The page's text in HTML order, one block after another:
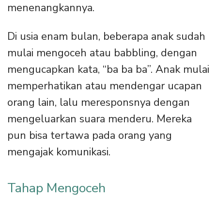
menenangkannya.
Di usia enam bulan, beberapa anak sudah
mulai mengoceh atau babbling, dengan
mengucapkan kata, “ba ba ba”. Anak mulai
memperhatikan atau mendengar ucapan
orang lain, lalu meresponsnya dengan
mengeluarkan suara menderu. Mereka
pun bisa tertawa pada orang yang
mengajak komunikasi.
Tahap Mengoceh